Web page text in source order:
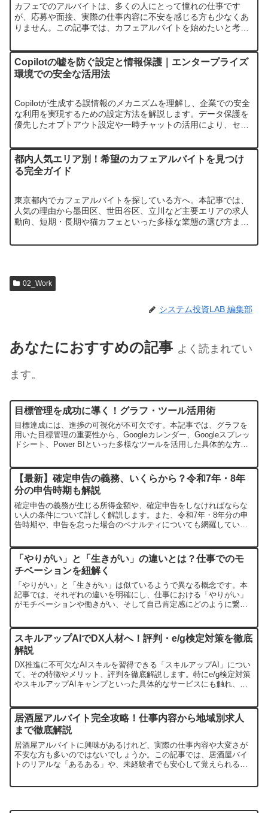
カフェでのアルバイトは、多くの人にとって憧れの仕事です
が、応募や面接、実際の仕事内容に不安を感じる方も少なくあ
りません。この記事では、カフェアルバイトを始めたいと考え
募から採用、そして…
Copilotの嘘を防ぐ設定と情報保護｜エンタープライズ
環境での安全な活用法
Copilotが生成する誤情報のメカニズムを理解し、企業での安全
な利用を実現するための設定方法を解説します。データ保護を
優先したオプトアウト設定や一時チャットの活用により、セキ
都内人気エリア別！希望のカフェアルバイトを見つけ
る完全ガイド
東京都内でカフェアルバイトを探している方へ。本記事では、
人気の理由から墨田区、世田谷区、立川など主要エリアの求人
動向、短期・長期や猫カフェといった多様な業態の選び方まで
ぴったりのカフェ…
02_Work
システム投資LAB 編集部
あなたにおすすめの記事 よく読まれてい
ます。
目標管理を成功に導く！グラフ・ツール活用術
目標達成には、進捗の可視化が不可欠です。本記事では、グラフを
用いた目標管理の重要性から、Googleカレンダー、Googleスプレッ
ドシート、Power BIといった多様なツールを活用した具体的な方法
【最新】確定申告の義務、いくらから？令和7年・8年
分の申告時期も解説
確定申告の義務が生じる所得金額や、確定申告をしなければならな
い人の条件について詳しく解説します。また、令和7年・8年分の申
告時期や、申告を怠った場合のペナルティについても網羅していま
「やりがい」と「生きがい」の違いとは？仕事でのモ
チベーションを紐解く
「やりがい」と「生きがい」は似ているようで異なる概念です。本
記事では、それぞれの違いを明確にし、仕事における「やりがい」
がモチベーションや働きがい、そして自己肯定感にどのように繋が
スキルアップAIでDX人材へ！評判・e/g検定対策を徹底
解説
DX推進に不可欠なAIスキルを習得できる「スキルアップAI」につい
て、その特徴やメリット、評判を徹底解説します。特にe/g検定対策
やスキルアップAIキャンプといった具体的なサービスにも触れ、あ
居酒屋アルバイト完全攻略！仕事内容から地域別求人
まで徹底解説
居酒屋アルバイトに興味があるけれど、実際の仕事内容や大変さが
不安な方も多いのではないでしょうか。この記事では、居酒屋バイ
トのリアルな「あるある」や、未経験者でも安心して覚えられるこ